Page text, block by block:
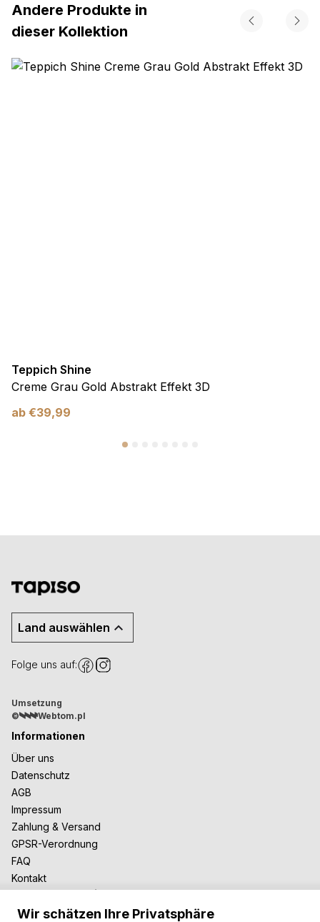
Andere Produkte in
dieser Kollektion
Teppich Shine
Creme Grau Gold Abstrakt Effekt 3D
ab €39,99
Land auswählen
Folge uns auf:
Umsetzung
©
Webtom.pl
Informationen
Über uns
Datenschutz
AGB
Impressum
Zahlung & Versand
GPSR-Verordnung
FAQ
Kontakt
Zusammenarbeit
Für Blogger
Wir schätzen Ihre Privatsphäre